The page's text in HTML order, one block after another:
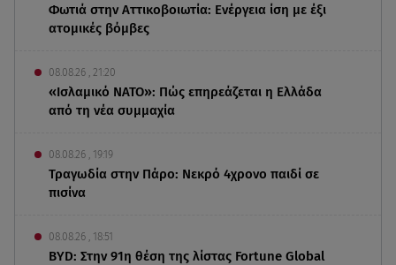
Φωτιά στην Αττικοβοιωτία: Ενέργεια ίση με έξι
ατομικές βόμβες
08.08.26 , 21:20
«Ισλαμικό ΝΑΤΟ»: Πώς επηρεάζεται η Ελλάδα
από τη νέα συμμαχία
08.08.26 , 19:19
Τραγωδία στην Πάρο: Νεκρό 4χρονο παιδί σε
πισίνα
08.08.26 , 18:51
BYD: Στην 91η θέση της λίστας Fortune Global